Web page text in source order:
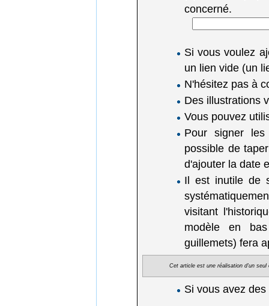
concerné.
Si vous voulez
un lien vide (un
N'hésitez pas à
Des illustrations
Vous pouvez
Pour signer
possible de
d'ajouter la date
Il est inutile de
visitant
modèle en
guillemets) fera
Cet article est une réalisation d'un
Si vous avez